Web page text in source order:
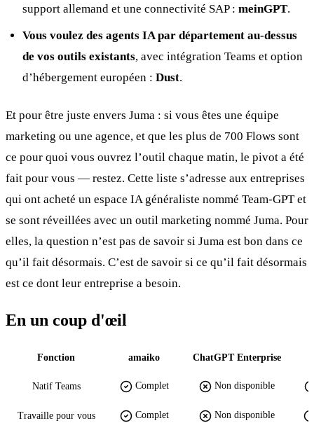
support allemand et une connectivité SAP : meinGPT.
Vous voulez des agents IA par département au-dessus
de vos outils existants, avec intégration Teams et option
d’hébergement européen : Dust.
Et pour être juste envers Juma : si vous êtes une équipe
marketing ou une agence, et que les plus de 700 Flows sont
ce pour quoi vous ouvrez l’outil chaque matin, le pivot a été
fait pour vous — restez. Cette liste s’adresse aux entreprises
qui ont acheté un espace IA généraliste nommé Team-GPT et
se sont réveillées avec un outil marketing nommé Juma. Pour
elles, la question n’est pas de savoir si Juma est bon dans ce
qu’il fait désormais. C’est de savoir si ce qu’il fait désormais
est ce dont leur entreprise a besoin.
En un coup d'œil
Fonction amaiko ChatGPT Enterprise
Natif Teams Complet Non disponible
Travaille pour vous Complet Non disponible